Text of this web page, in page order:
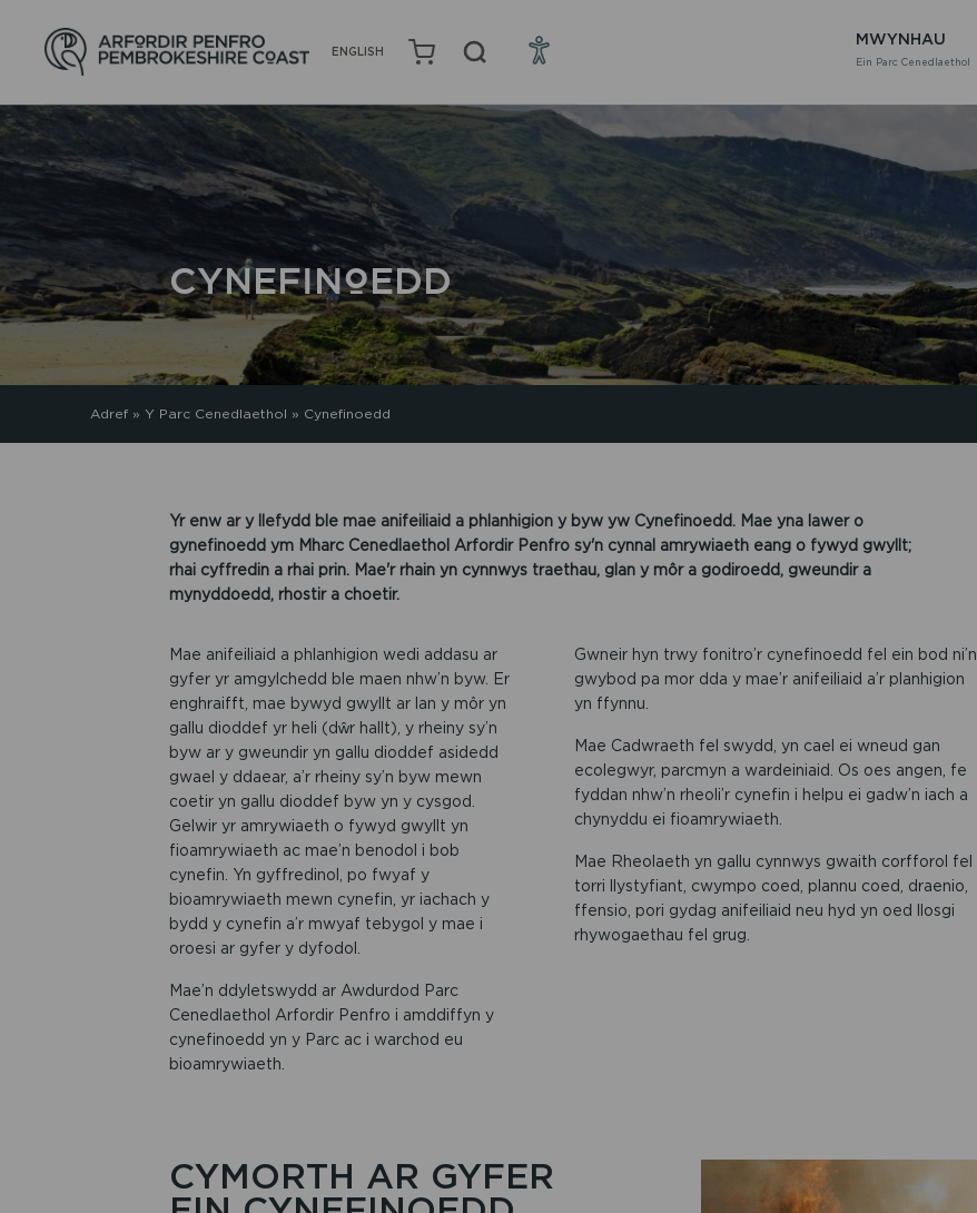
ENGLISH
MWYNHAU
Ein Parc Cenedlaethol
CYNEFINOEDD
Adref» Y Parc Cenedlaethol » Cynefinoedd
Yr enw ar y llefydd ble mae anifeiliaid a phlanhigion y byw yw Cynefinoedd. Mae yna lawer o
gynefinoedd ym Mharc Cenedlaethol Arfordir Penfro sy'n cynnal amrywiaeth eang o fywyd gwyllt;
rhai cyffredin a rhai prin. Mae'r rhain yn cynnwys traethau, glan y môr a godiroedd, gweundir a
mynyddoedd, rhostir a choetir.
Mae anifeiliaid a phlanhigion wedi addasu ar
gyfer yr amgylchedd ble maen nhw’n byw. Er
enghraifft, mae bywyd gwyllt ar lan y môr yn
gallu dioddef yr heli (dŵr hallt), y rheiny sy’n
byw ar y gweundir yn gallu dioddef asidedd
gwael y ddaear, a’r rheiny sy’n byw mewn
coetir yn gallu dioddef byw yn y cysgod.
Gelwir yr amrywiaeth o fywyd gwyllt yn
fioamrywiaeth ac mae’n benodol i bob
cynefin. Yn gyffredinol, po fwyaf y
bioamrywiaeth mewn cynefin, yr iachach y
bydd y cynefin a’r mwyaf tebygol y mae i
oroesi ar gyfer y dyfodol.
Mae’n ddyletswydd ar Awdurdod Parc
Cenedlaethol Arfordir Penfro i amddiffyn y
cynefinoedd yn y Parc ac i warchod eu
bioamrywiaeth.
Gwneir hyn trwy fonitro’r cynefinoedd fel ein bod ni’n
gwybod pa mor dda y mae’r anifeiliaid a’r planhigion
yn ffynnu.
Mae Cadwraeth fel swydd, yn cael ei wneud gan
ecolegwyr, parcmyn a wardeiniaid. Os oes angen, fe
fyddan nhw’n rheoli’r cynefin i helpu ei gadw’n iach a
chynyddu ei fioamrywiaeth.
Mae Rheolaeth yn gallu cynnwys gwaith corfforol fel
torri llystyfiant, cwympo coed, plannu coed, draenio,
ffensio, pori gydag anifeiliaid neu hyd yn oed llosgi
rhywogaethau fel grug.
CYMORTH AR GYFER